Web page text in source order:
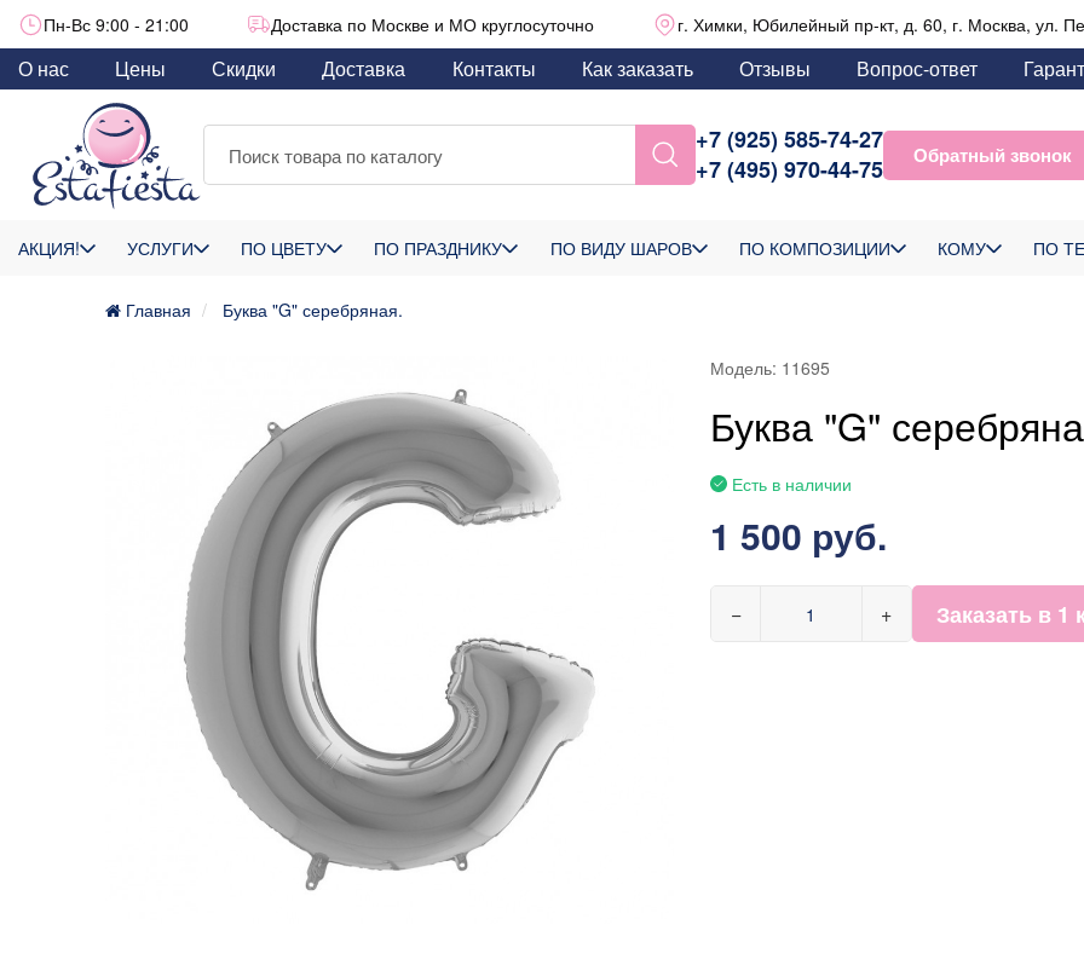
Пн-Вс 9:00 - 21:00 Доставка по Москве и МО круглосуточно г. Химки, Юбилейный пр-кт, д. 60, г. Москва, ул.
О нас Цены Скидки Доставка Контакты Как заказать Отзывы Вопрос-ответ
+7 (925) 585-74-27
+7 (495) 970-44-75
Обратный звонок
АКЦИЯ! УСЛУГИ ПО ЦВЕТУ ПО ПРАЗДНИКУ ПО ВИДУ ШАРОВ ПО КОМПОЗИЦИИ КОМУ ПО
Главная Буква "G" серебряная.
Модель: 11695
Буква "G"
Есть в наличии
1 500 руб.
− + Заказать в 1